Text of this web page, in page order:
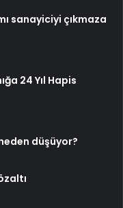
sanayiciyi çıkmaza
24 Yıl Hapis
düşüyor?